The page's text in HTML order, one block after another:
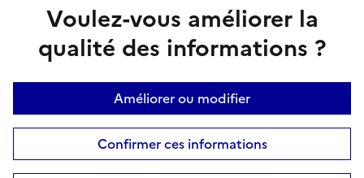
Voulez-vous améliorer la
qualité des informations ?
Améliorer ou modifier
Confirmer ces informations